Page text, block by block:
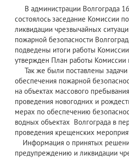
В администрации Волгограда
состоялось заседание Комиссии
ликвидации чрезвычайных
пожарной безопасности
подведены итоги работы
утвержден План работы Комиссии
Так же были поставлены задачи
обеспечения пожарной
на объектах массового
проведения новогодних и
мерах по обеспечению
водных объектах Волгограда в
проведения крещенских
Информация о принятых
предупреждению и ликвидации